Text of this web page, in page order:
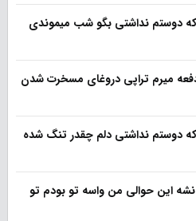
که دوستم نداشتی بگو شب میموندی
میرم تراپی دروغای مسخرت شدن
که دوستم نداشتی دلم چقدر تنگ شده
این حوالی من واسه تو‌ بودم تو